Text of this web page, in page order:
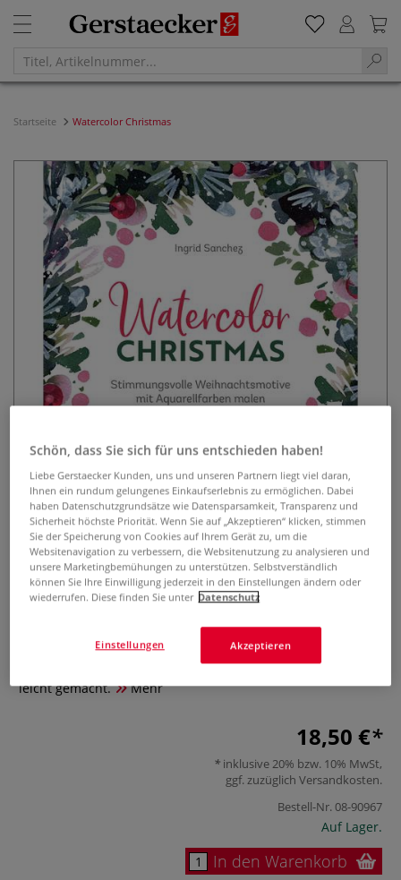
Startseite Watercolor Christmas
Watercolor Christmas
0 Bewertungen
Ein Highlight in der Weihnachtszeit – Das Aquarellmalbuch
für weihnachtliche Motive. Stimmungsvolle
Weihnachtsmotive mit Aquarellfarben malen. Step by Step
leicht gemacht.
Mehr
18,50 €
inklusive 20% bzw. 10% MwSt,
ggf. zuzüglich Versandkosten.
Bestell-Nr.08-90967
Auf Lager.
In den Warenkorb
Schön, dass Sie sich für uns entschieden haben!
Liebe Gerstaecker Kunden, uns und unseren Partnern liegt viel daran,
Ihnen ein rundum gelungenes Einkaufserlebnis zu ermöglichen. Dabei
haben Datenschutzgrundsätze wie Datensparsamkeit, Transparenz und
Sicherheit höchste Priorität. Wenn Sie auf „Akzeptieren“ klicken, stimmen
Sie der Speicherung von Cookies auf Ihrem Gerät zu, um die
Websitenavigation zu verbessern, die Websitenutzung zu analysieren und
unsere Marketingbemühungen zu unterstützen. Selbstverständlich
können Sie Ihre Einwilligung jederzeit in den Einstellungen ändern oder
wiederrufen. Diese finden Sie unter Datenschutz
Akzeptieren
Einstellungen